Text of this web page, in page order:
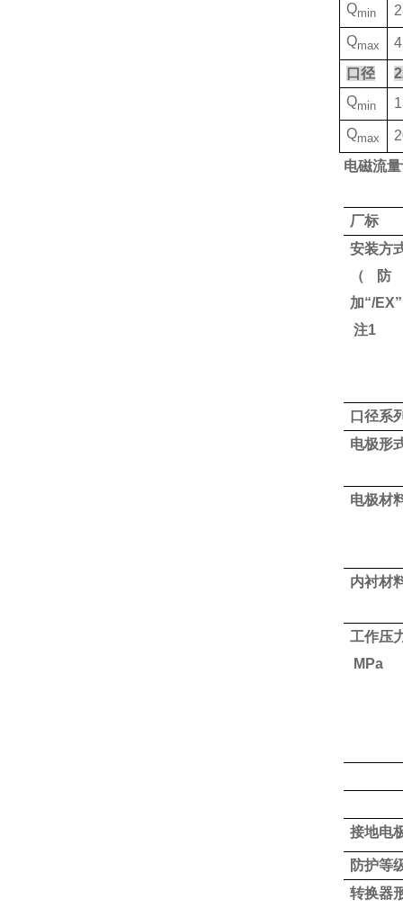
Qmin
Qmax
口径
Qmin
Qmax
电磁流
厂标
安装方
（
加“/
注1
口径系
电极形
电极材
内衬材
工作压
MPa
接地电
防护等
转换器